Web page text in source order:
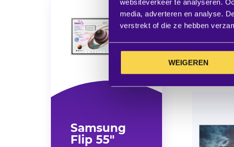
websiteverkeer te analyseren.
media, adverteren en analyse.
verstrekt of die ze hebben
WEIGEREN
Samsung
Flip 55"
Samsung
Excl. BTW:
€ 1.713,00